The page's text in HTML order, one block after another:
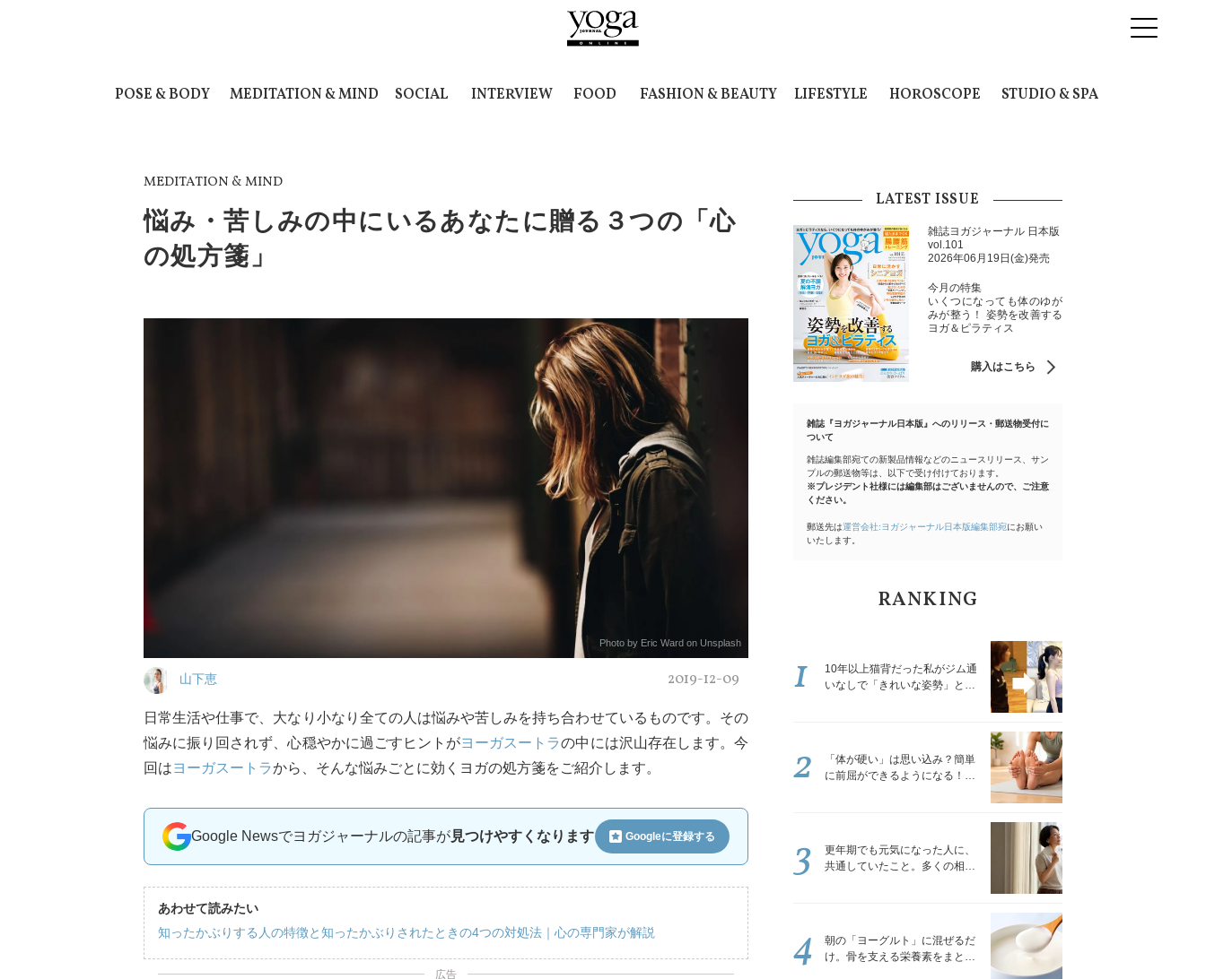
POSE & BODY MEDITATION & MIND SOCIAL INTERVIEW FOOD FASHION & BEAUTY LIFESTYLE HOROSCOPE STUDIO & SPA
MEDITATION & MIND
悩み・苦しみの中にいるあなたに贈る３つの「心
の処方箋」
Photo by Eric Ward on Unsplash
山下恵 2019-12-09
日常生活や仕事で、大なり小なり全ての人は悩みや苦しみを持ち合わせているものです。その
悩みに振り回されず、心穏やかに過ごすヒントがヨーガスートラの中には沢山存在します。今
回はヨーガスートラから、そんな悩みごとに効くヨガの処方箋をご紹介します。
Google Newsでヨガジャーナルの記事が見つけやすくなります Googleに登録する
あわせて読みたい
知ったかぶりする人の特徴と知ったかぶりされたときの4つの対処法｜心の専門家が解説
広告
LATEST ISSUE
雑誌ヨガジャーナル 日本版
vol.101
2026年06月19日(金)発売
今月の特集
いくつになっても体のゆが
みが整う！ 姿勢を改善する
ヨガ＆ピラティス
購入はこちら
雑誌『ヨガジャーナル日本版』へのリリース・郵送物受付に
ついて
雑誌編集部宛ての新製品情報などのニュースリリース、サン
プルの郵送物等は、以下で受け付けております。
※プレジデント社様には編集部はございませんので、ご注意
ください。
郵送先は運営会社:ヨガジャーナル日本版編集部宛にお願い
いたします。
RANKING
10年以上猫背だった私がジム通
いなしで「きれいな姿勢」と褒
1
「体が硬い」は思い込み？簡単
に前屈ができるようになる！腿
2
更年期でも元気になった人に、
共通していたこと。多くの相談
3
朝の「ヨーグルト」に混ぜるだ
け。骨を支える栄養素をまとめ
4